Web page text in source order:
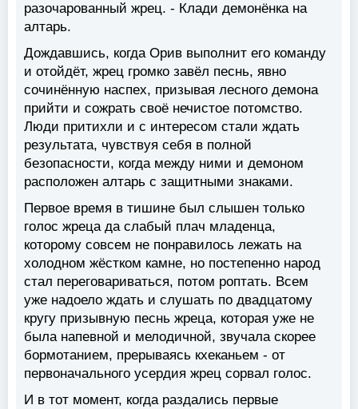
разочарованный жрец. - Клади демонёнка на
алтарь.
Дождавшись, когда Орив выполнит его команду
и отойдёт, жрец громко завёл песнь, явно
сочинённую наспех, призывая лесного демона
прийти и сожрать своё нечистое потомство.
Люди притихли и с интересом стали ждать
результата, чувствуя себя в полной
безопасности, когда между ними и демоном
расположен алтарь с защитными знаками.
Первое время в тишине был слышен только
голос жреца да слабый плач младенца,
которому совсем не понравилось лежать на
холодном жёстком камне, но постепенно народ
стал переговариваться, потом роптать. Всем
уже надоело ждать и слушать по двадцатому
кругу призывную песнь жреца, которая уже не
была напевной и мелодичной, звучала скорее
бормотанием, прерываясь кхеканьем - от
первоначального усердия жрец сорвал голос.
И в тот момент, когда раздались первые